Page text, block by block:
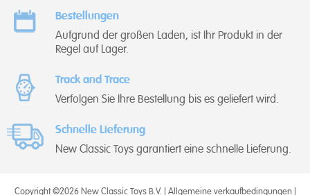
Bestellungen
Aufgrund der großen Laden, ist Ihr Produkt in der
Regel auf Lager.
Track and Trace
Verfolgen Sie Ihre Bestellung bis es geliefert wird.
Schnelle Lieferung
New Classic Toys garantiert eine schnelle Lieferung.
Copyright ©2026 New Classic Toys B.V. | Allgemeine verkaufbedingungen|